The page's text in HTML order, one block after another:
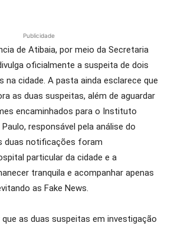
Publicidade
de Atibaia, por meio da Secretaria
oficialmente a suspeita de dois
na cidade. A pasta ainda esclarece que
as duas suspeitas, além de aguardar
encaminhados para o Instituto
responsável pela análise do
duas notificações foram
particular da cidade e a
tranquila e acompanhar apenas
as Fake News.
as duas suspeitas em investigação